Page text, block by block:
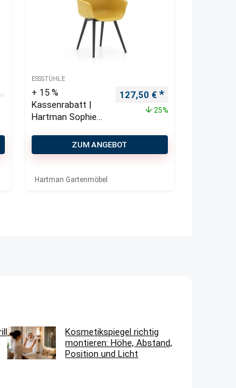
ESSSTÜHLE
+ 15 %
Kassenrabatt |
Hartman Sophie
Gartenstuhl
Ursprünglicher Preis war:
127,50 € Aktueller Preis
25%
ZUM ANGEBOT
Hartman Gartenmöbel
Kosmetikspiegel richtig
montieren: Höhe, Abstand,
Position und Licht